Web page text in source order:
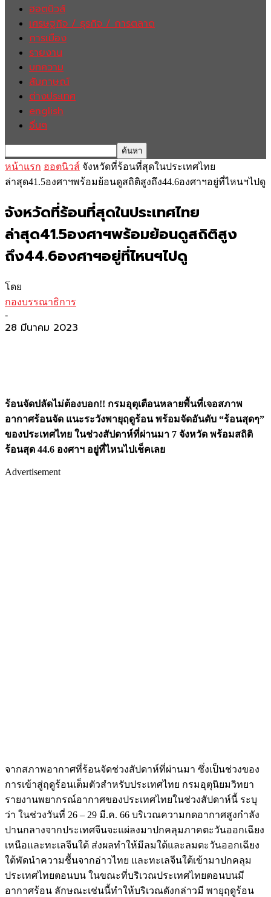
ฮอตนิวส์
เศรษฐกิจ / ธุรกิจ / การตลาด
การเมือง
รายงาน
บทความ
สัมภาษณ์
ต่างประเทศ
english
อื่นๆ
หน้าแรก ฮอตนิวส์ จังหวัดที่ร้อนที่สุดในประเทศไทย
ล่าสุด41.5องศาฯพร้อมย้อนดูสถิติสูงถึง44.6องศาฯอยู่ที่ไหนฯไปดู
จังหวัดที่ร้อนที่สุดในประเทศไทย
ล่าสุด41.5องศาฯพร้อมย้อนดูสถิติสูง
ถึง44.6องศาฯอยู่ที่ไหนฯไปดู
โดย
กองบรรณาธิการ
-
28 มีนาคม 2023
ร้อนจัดปลัดไม่ต้องบอก!! กรมอุตุเตือนหลายพื้นที่เจอสภาพ
อากาศร้อนจัด แนะระวังพายุฤดูร้อน พร้อมจัดอันดับ “ร้อนสุดๆ”
ของประเทศไทย ในช่วงสัปดาห์ที่ผ่านมา 7 จังหวัด พร้อมสถิติ
ร้อนสุด 44.6 องศาฯ อยู่ที่ไหนไปเช็คเลย
Advertisement
จากสภาพอากาศที่ร้อนจัดช่วงสัปดาห์ที่ผ่านมา ซึ่งเป็นช่วงของ
การเข้าสู่ฤดูร้อนเต็มตัวสำหรับประเทศไทย กรมอุตุนิยมวิทยา
รายงานพยากรณ์อากาศของประเทศไทยในช่วงสัปดาห์นี้ ระบุ
ว่า ในช่วงวันที่ 26 – 29 มี.ค. 66 บริเวณความกดอากาศสูงกำลัง
ปานกลางจากประเทศจีนจะแผ่ลงมาปกคลุมภาคตะวันออกเฉียง
เหนือและทะเลจีนใต้ ส่งผลทำให้มีลมใต้และลมตะวันออกเฉียง
ใต้พัดนำความชื้นจากอ่าวไทย และทะเลจีนใต้เข้ามาปกคลุม
ประเทศไทยตอนบน ในขณะที่บริเวณประเทศไทยตอนบนมี
อากาศร้อน ลักษณะเช่นนี้ทำให้บริเวณดังกล่าวมี พายุฤดูร้อน